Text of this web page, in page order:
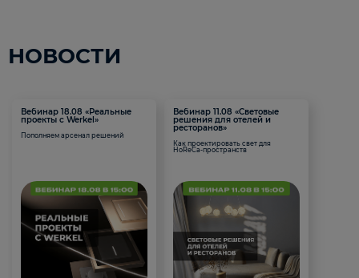
НОВОСТИ
Вебинар 18.08 «Реальные
проекты с Werkel»
Пополняем арсенал решений
Вебинар 11.08 «Световые
решения для отелей и
ресторанов»
Как проектировать свет для
HoReCa-пространств